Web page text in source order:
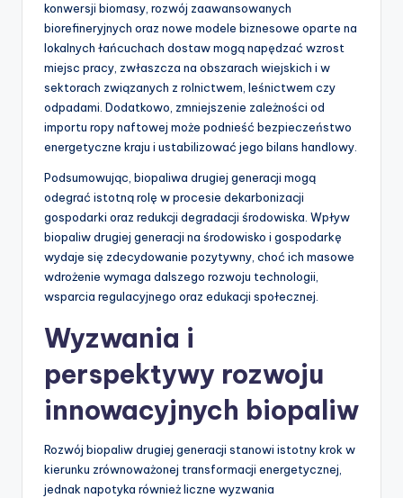
konwersji biomasy, rozwój zaawansowanych
biorefineryjnych oraz nowe modele biznesowe oparte na
lokalnych łańcuchach dostaw mogą napędzać wzrost
miejsc pracy, zwłaszcza na obszarach wiejskich i w
sektorach związanych z rolnictwem, leśnictwem czy
odpadami. Dodatkowo, zmniejszenie zależności od
importu ropy naftowej może podnieść bezpieczeństwo
energetyczne kraju i ustabilizować jego bilans handlowy.
Podsumowując, biopaliwa drugiej generacji mogą
odegrać istotną rolę w procesie dekarbonizacji
gospodarki oraz redukcji degradacji środowiska. Wpływ
biopaliw drugiej generacji na środowisko i gospodarkę
wydaje się zdecydowanie pozytywny, choć ich masowe
wdrożenie wymaga dalszego rozwoju technologii,
wsparcia regulacyjnego oraz edukacji społecznej.
Wyzwania i
perspektywy rozwoju
innowacyjnych biopaliw
Rozwój biopaliw drugiej generacji stanowi istotny krok w
kierunku zrównoważonej transformacji energetycznej,
jednak napotyka również liczne wyzwania